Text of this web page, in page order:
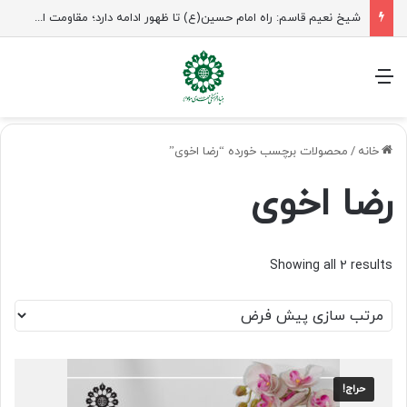
شیخ نعیم قاسم: راه امام حسین(ع) تا ظهور ادامه دارد؛ مقاومت از کربلا الهام می‌گیرد
منو
خانه / محصولات برچسب خورده “رضا اخوی”
رضا اخوی
Showing all 2 results
حراج!